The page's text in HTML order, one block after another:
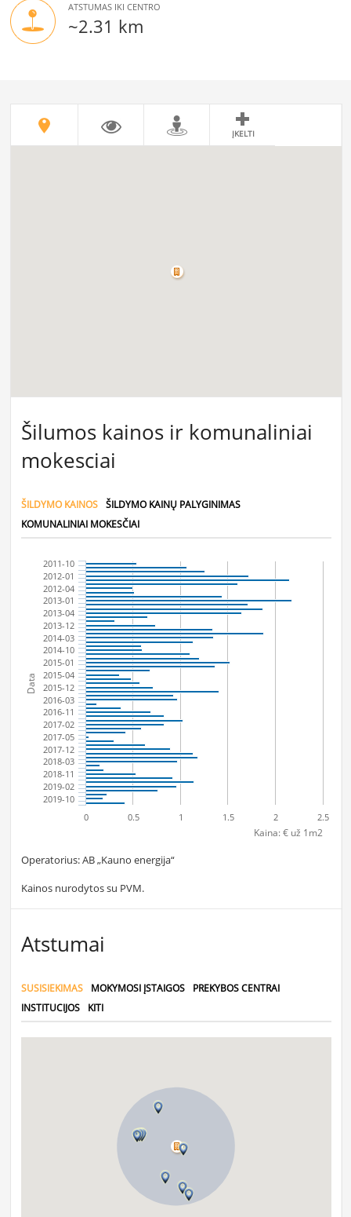
ATSTUMAS IKI CENTRO
~2.31 km
ĮKELTI
Šilumos kainos ir komunaliniai
mokesciai
ŠILDYMO KAINOS
ŠILDYMO KAINŲ PALYGINIMAS
KOMUNALINIAI MOKESČIAI
Data
Kaina: € už 1m2
2011-10
2012-01
2012-04
2013-01
2013-04
2013-12
2014-03
2014-10
2015-01
2015-04
2015-12
2016-03
2016-11
2017-02
2017-05
2017-12
2018-03
2018-11
2019-02
2019-10
0 0.5 1 1.5 2 2.5
Operatorius: AB „Kauno energija“
Kainos nurodytos su PVM.
Atstumai
SUSISIEKIMAS MOKYMOSI ĮSTAIGOS
PREKYBOS CENTRAI
INSTITUCIJOS
KITI